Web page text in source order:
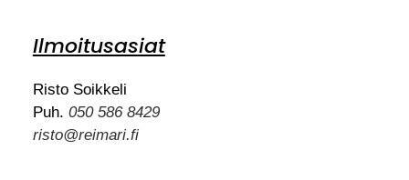
Ilmoitusasiat
Risto Soikkeli
Puh. 050 586 8429
risto@reimari.fi